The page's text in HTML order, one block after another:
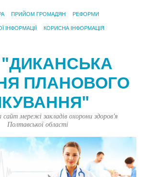
ПРИЙОМ ГРОМАДЯН РЕФОРМИ
ІНФОРМАЦІЇ КОРИСНА ІНФОРМАЦІЯ
ПЛАНОВОГО
сайт мережі закладів охорони здоров'я
Полтавської області